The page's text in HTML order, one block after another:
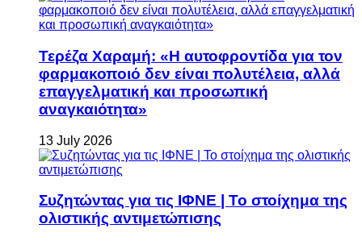
Τερέζα Χαραμή: «Η αυτοφροντίδα για τον
φαρμακοποιό δεν είναι πολυτέλεια, αλλά
επαγγελματική και προσωπική
αναγκαιότητα»
13 July 2026
Συζητώντας για τις ΙΦΝΕ | Το στοίχημα της
ολιστικής αντιμετώπισης